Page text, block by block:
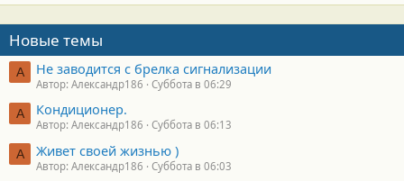
Новые темы
А Не заводится с брелка сигнализации
Автор: Александр186 Суббота в 06:29
А Кондиционер.
Автор: Александр186 Суббота в 06:13
А Живет своей жизнью )
Автор: Александр186 Суббота в 06:03